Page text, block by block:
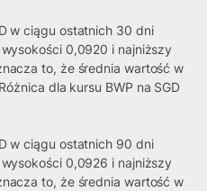
w ciągu ostatnich 30 dni
0,0920 i najniższy
to, że średnia wartość w
dla kursu BWP na SGD
w ciągu ostatnich 90 dni
0,0926 i najniższy
to, że średnia wartość w